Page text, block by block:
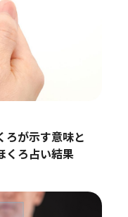
ろが示す意味と
くろ占い結果